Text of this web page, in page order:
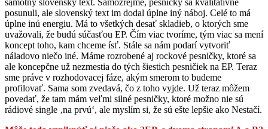
posunuli, ale slovenský text im dodal úplne iný náboj. Celé to má
úplne inú energiu. Má to všetkých desať skladieb, o ktorých sme
uvažovali, že budú súčasťou EP. Čím viac tvoríme, tým viac sa mení
koncept toho, kam chceme ísť. Stále sa nám podarí vytvoriť
náladovo niečo iné. Máme rozrobené aj rockové pesničky, ktoré sa
ale koncepčne už nezmestia do tých šiestich pesničiek na EP. Teraz
sme práve v rozhodovacej fáze, akým smerom to budeme
profilovať. Sama som zvedavá, čo z toho vyjde. Už teraz môžem
povedať, že tam mám veľmi silné pesničky, ktoré možno nie sú
rádiové single ‚na prvú‘, ale myslím si, že sú ešte lepšie ako Nestačí.